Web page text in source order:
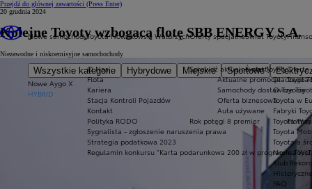
Przejdź do głównej zawartości (Press Enter)
Nowe samochody
Wszystkie kategorie Hybrydowe Miejskie Sportowe
Nowe Aygo X
HYBRID
Toyota Nowakowski Wałbrzych
O Nas
Flota
Kariera
Stacja Kontroli Pojazdów
Kontakt
Polityka RODO
Sygnalista - zgłoszenie naruszenia prawa
Strategia podatkowa 2023
Regulamin konkursu "Karta podarunkowa 200 zł w programie
Oferty specjalne
Sprawdź aktualne oferty
Aktualne promocje
Samochody dostawcze
Oferta biznesowa
Auta używane
Rok potęgi 8 premier
Świat Toyoty
Świat Toyoty
Dlaczego
O Toyocie
Toyota w
Fabryki
Toyota Way
Toyota
Toyota a
Norma
Klub
FAQ
Oferta
Toyota
20 grudnia 2024
Kolejne Toyoty wzbogacą flotę SBB ENERGY S.A.
Niezawodne i niskoemisyjne samochochody